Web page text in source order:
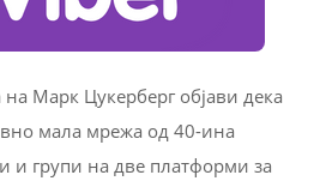
Марк Цукерберг објави дека
мала мрежа од 40-ина
и групи на две платформи за